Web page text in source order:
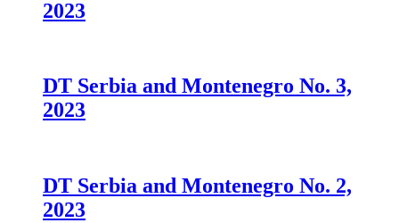
2023
DT Serbia and Montenegro No. 3,
2023
DT Serbia and Montenegro No. 2,
2023